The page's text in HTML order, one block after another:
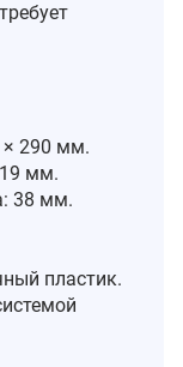
290 мм.
мм.
38 мм.
пластик.